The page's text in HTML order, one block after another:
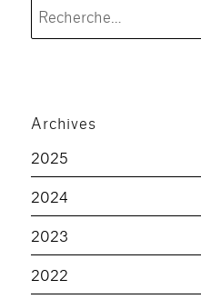
Archives
2025
2024
2023
2022